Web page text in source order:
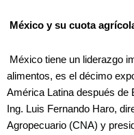
México y su cuota
México tiene un liderazgo
alimentos, es el décimo
América Latina después de
Ing. Luis Fernando Haro,
Agropecuario (CNA) y